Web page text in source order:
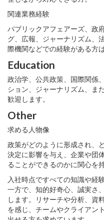
関連業務経験
パブリックアフェアーズ、政
グ、広報、ジャーナリズム、
際機関などでの経験がある方
Education
政治学、公共政策、国際関係
ション、ジャーナリズム、ま
歓迎します。
Other
求める人物像
政策がどのように形成され、
決定に影響を与え、企業や団
ることができるのかに関心を
入社時点ですべての知識や経
一方で、知的好奇心、誠実さ
します。リサーチや分析、資
を感じ、チームやクライアン